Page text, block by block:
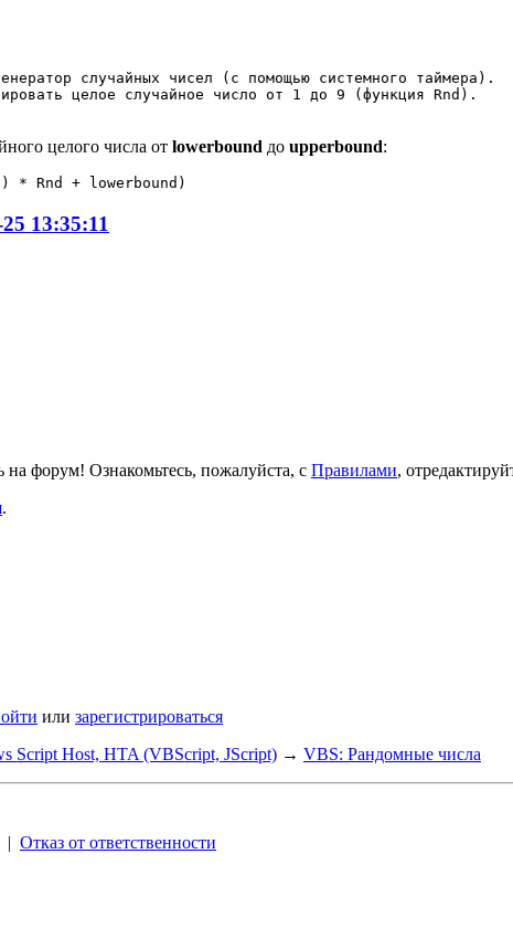
случайных чисел (с помощью системного таймера).
целое случайное число от 1 до 9 (функция Rnd).
целого числа от lowerbound до upperbound:
13:35:11
на форум! Ознакомьтесь, пожалуйста, с Правилами,
.
или зарегистрироваться
Script Host, HTA (VBScript, JScript) → VBS: Рандомные числа
| Отказ от ответственности